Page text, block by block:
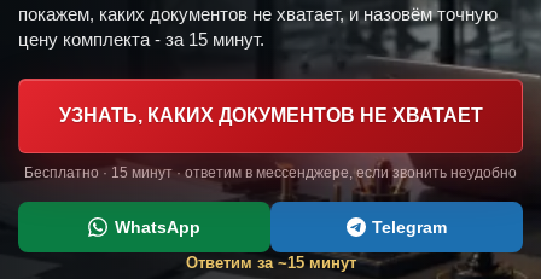
покажем, каких документов не хватает, и назовём точную
цену комплекта - за 15 минут.
УЗНАТЬ, КАКИХ ДОКУМЕНТОВ НЕ ХВАТАЕТ
Бесплатно · 15 минут · ответим в мессенджере, если звонить неудобно
WhatsApp Telegram
Ответим за ~15 минут